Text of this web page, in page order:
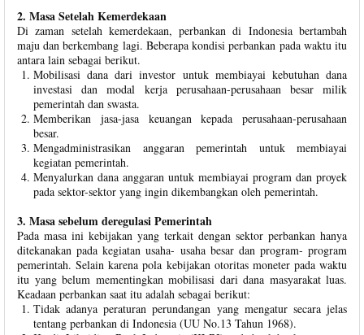
2. Masa Setelah Kemerdekaan
Di zaman setelah kemerdekaan, perbankan di Indonesia bertambah
maju dan berkembang lagi. Beberapa kondisi perbankan pada waktu itu
antara lain sebagai berikut.
Mobilisasi dana dari investor untuk membiayai kebutuhan dana
investasi dan modal kerja perusahaan-perusahaan besar milik
pemerintah dan swasta.
Memberikan jasa-jasa keuangan kepada perusahaan-perusahaan
besar.
Mengadministrasikan anggaran pemerintah untuk membiayai
kegiatan pemerintah.
Menyalurkan dana anggaran untuk membiayai program dan proyek
pada sektor-sektor yang ingin dikembangkan oleh pemerintah.
3. Masa sebelum deregulasi Pemerintah
Pada masa ini kebijakan yang terkait dengan sektor perbankan hanya
ditekanakan pada kegiatan usaha- usaha besar dan program- program
pemerintah. Selain karena pola kebijakan otoritas moneter pada waktu
itu yang belum mementingkan mobilisasi dari dana masyarakat luas.
Keadaan perbankan saat itu adalah sebagai berikut:
Tidak adanya peraturan perundangan yang mengatur secara jelas
tentang perbankan di Indonesia (UU No.13 Tahun 1968).